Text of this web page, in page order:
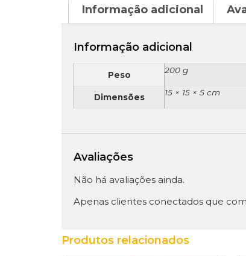
Informação adicional
Informação adicional
Peso 200 g
Dimensões 15 × 15 × 5 cm
Avaliações
Não há avaliações ainda.
Apenas clientes conectados que
Produtos relacionados